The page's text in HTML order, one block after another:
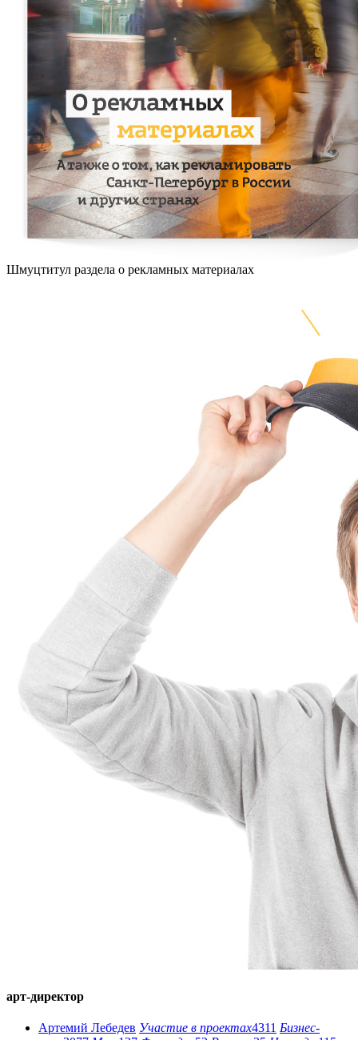
Шмуцтитул раздела о рекламных материалах
арт-директор
Артемий Лебедев Участие в проектах4311 Бизнес-